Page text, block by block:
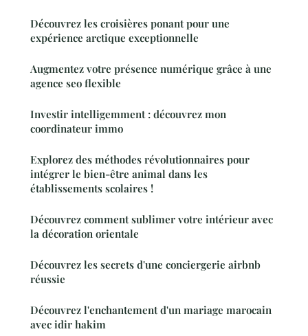
Découvrez les croisières ponant pour une
expérience arctique exceptionnelle
Augmentez votre présence numérique grâce à une
agence seo flexible
Investir intelligemment : découvrez mon
coordinateur immo
Explorez des méthodes révolutionnaires pour
intégrer le bien-être animal dans les
établissements scolaires !
Découvrez comment sublimer votre intérieur avec
la décoration orientale
Découvrez les secrets d'une conciergerie airbnb
réussie
Découvrez l'enchantement d'un mariage marocain
avec idir hakim